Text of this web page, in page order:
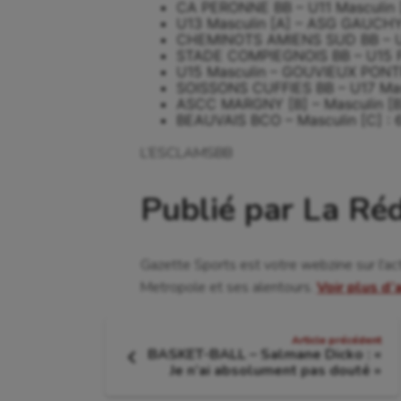
CA PERONNE BB – U11
U13 Masculin [A] – ASG
CHEMINOTS AMIENS SUD BB
STADE COMPIEGNOIS BB –
U15 Masculin – GOUVIEUX
SOISSONS CUFFIES BB – U17
ASCC MARGNY [B] – Masculin
BEAUVAIS BCO – Masculin [C] :
L’ESCLAMSBB
Publié par La
Gazette Sports est votre webzine sur
Metropole et ses alentours. Voir plus
deArticle
précédent
Article précédent
BASKET-BALL – Salmane Dicko : «
Je n’ai absolument pas douté »